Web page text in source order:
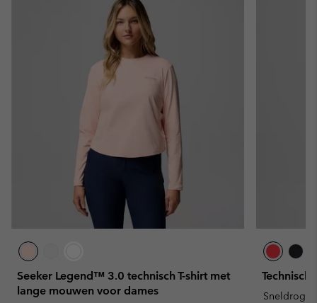
Seeker Legend™ 3.0 technisch T-shirt met
lange mouwen voor dames
Technisch